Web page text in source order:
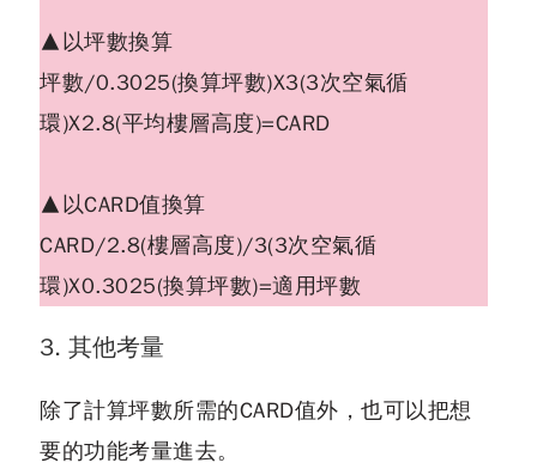
▲以坪數換算
坪數/0.3025(換算坪數)X3(3次空氣循
環)X2.8(平均樓層高度)=CARD
▲以CARD值換算
CARD/2.8(樓層高度)/3(3次空氣循
環)X0.3025(換算坪數)=適用坪數
3. 其他考量
除了計算坪數所需的CARD值外，也可以把想
要的功能考量進去。